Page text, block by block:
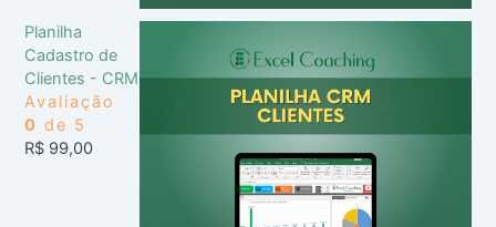
Planilha
Cadastro de
Clientes - CRM
Avaliação
0 de 5
R$ 99,00